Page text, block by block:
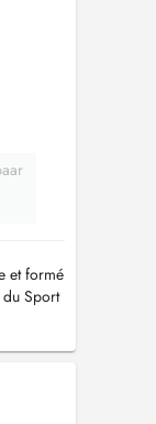
et formé
Sport
Post-